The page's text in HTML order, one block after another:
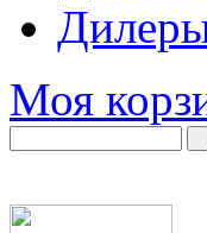
Моя